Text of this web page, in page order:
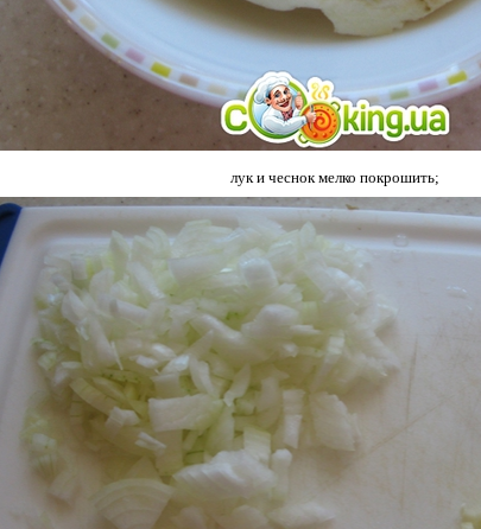
лук и чеснок мелко покрошить;